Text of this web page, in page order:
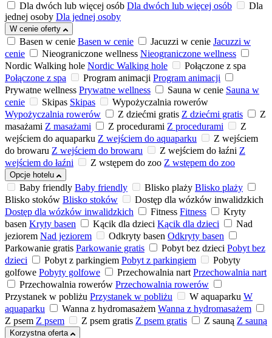
Dla dwóch lub więcej osób Dla dwóch lub więcej osób
Dla
jednej osoby Dla jednej osoby
W cenie oferty
Basen w cenie Basen w cenie Jacuzzi w cenie Jacuzzi w
cenie
Nieograniczone wellness Nieograniczone wellness
Nordic Walking hole Nordic Walking hole
Połączone z spa
Połączone z spa
Program animacji Program animacji
Prywatne wellness Prywatne wellness Sauna w cenie Sauna w
cenie
Skipas Skipas
Wypożyczalnia rowerów
Wypożyczalnia rowerów
Z dziećmi gratis Z dziećmi gratis
Z
masażami Z masażami Z procedurami Z procedurami
Z
wejściem do aquaparku Z wejściem do aquaparku
Z wejściem
do browaru Z wejściem do browaru Z wejściem do łaźni Z
wejściem do łaźni
Z wstępem do zoo Z wstępem do zoo
Opcje hotelu
Baby friendly Baby friendly Blisko plaży Blisko plaży
Blisko stoków Blisko stoków
Dostęp dla wózków inwalidzkich
Dostęp dla wózków inwalidzkich
Fitness Fitness
Kryty
basen Kryty basen Kącik dla dzieci Kącik dla dzieci
Nad
jeziorem Nad jeziorem Odkryty basen Odkryty basen
Parkowanie gratis Parkowanie gratis Pobyt bez dzieci Pobyt bez
dzieci
Pobyt z parkingiem Pobyt z parkingiem
Pobyty
golfowe Pobyty golfowe Przechowalnia nart Przechowalnia nart
Przechowalnia rowerów Przechowalnia rowerów
Przystanek w pobliżu Przystanek w pobliżu W aquaparku W
aquaparku
Wanna z hydromasażem Wanna z hydromasażem
Z psem Z psem Z psem gratis Z psem gratis Z sauną Z sauną
Korzystna oferta